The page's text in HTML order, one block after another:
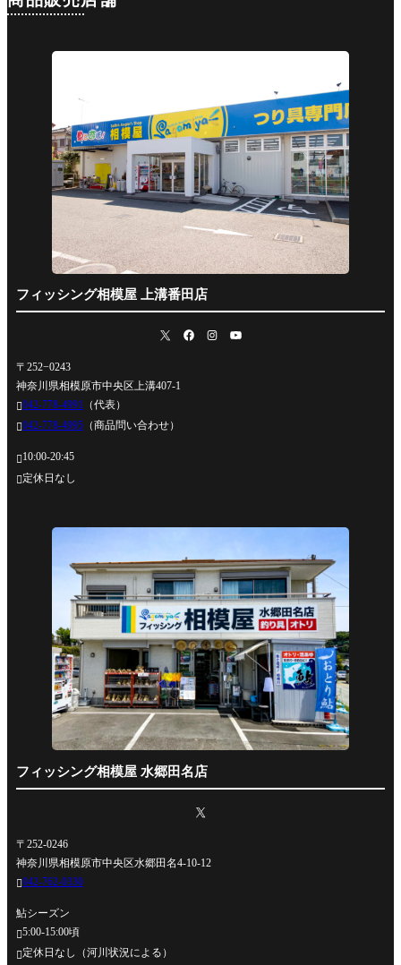
フィッシング相模屋 上溝番田店
〒252−0243
神奈川県相模原市中央区上溝407-1
042-778-4991
（代表）
042-778-4995 （商品問い合わせ）
10:00-20:45
定休日なし
フィッシング相模屋 水郷田名店
〒252-0246
神奈川県相模原市中央区水郷田名4-10-12
042-762-0330
鮎シーズン
5:00-15:00頃
定休日なし（河川状況による）